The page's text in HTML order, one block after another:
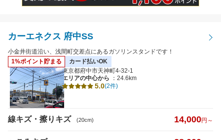
詳細
クレジットカード払いOK
代車あり
日曜営業
夜間受付（19時以降受付）
カーエネクス 府中SS
小金井街道沿い、浅間町交差点にあるガソリンスタンドです！
1%ポイント貯まる
カード払いOK
東京都府中市天神町4-32-1
エリアの中心から
：24.6km
5.0(2件)
線キズ・擦りキズ (20cm) 14,000円～